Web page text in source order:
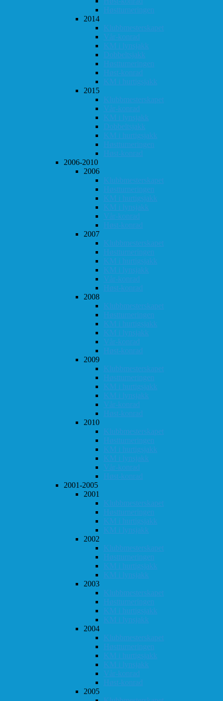
Høstturneringen
2014
Klubbmesterskapet
Vår-konrad
KM i lynsjakk
Dobbeltsjakk
Høstturneringen
Høst-konrad
KM i hurtigsjakk
2015
Klubbmesterskapet
Vår-konrad
KM i lynsjakk
Dobbeltsjakk
KM i hurtigsjakk
Høstturneringen
Høst-konrad
2006-2010
2006
Klubbmesterskapet
Høstturneringen
KM i hurtigsjakk
KM i lynsjakk
Vår-konrad
Høst-konrad
2007
Klubbmesterskapet
Høstturneringen
KM i hurtigsjakk
KM i lynsjakk
Vår-konrad
Høst-konrad
2008
Klubbmesterskapet
Høstturneringen
KM i hurtigsjakk
KM i lynsjakk
Vår-konrad
Høst-konrad
2009
Klubbmesterskapet
Høstturneringen
KM i hurtigsjakk
KM i lynsjakk
Vår-konrad
Høst-konrad
2010
Klubbmesterskapet
Høstturneringen
KM i hurtigsjakk
KM i lynsjakk
Vår-konrad
Høst-konrad
2001-2005
2001
Klubbmesterskapet
Høstturneringen
KM i hurtigsjakk
KM i lynsjakk
2002
Klubbmesterskapet
Høstturneringen
KM i hurtigsjakk
KM i lynsjakk
2003
Klubbmesterskapet
Høstturneringen
KM i hurtigsjakk
KM i lynsjakk
2004
Klubbmesterskapet
Høstturneringen
KM i hurtigsjakk
KM i lynsjakk
Vår-konrad
Høst-konrad
2005